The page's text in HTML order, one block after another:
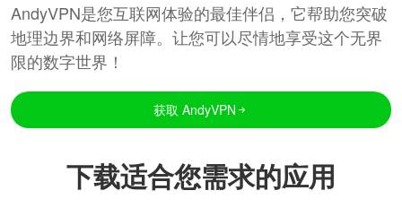
AndyVPN是您互联网体验的最佳伴侣，它帮助您突破
地理边界和网络屏障。让您可以尽情地享受这个无界
限的数字世界！
获取 AndyVPN
下载适合您需求的应用